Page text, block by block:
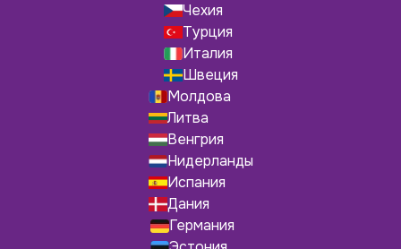
Чехия
Турция
Италия
Швеция
Молдова
Литва
Венгрия
Нидерланды
Испания
Дания
Германия